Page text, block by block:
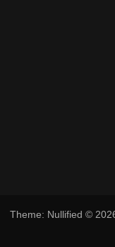
Theme: Nullified ©